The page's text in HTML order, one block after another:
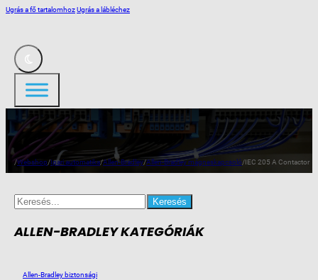
Ugrás a fő tartalomhozUgrás a lábléchez
/Webshop/Ipari automatika/Allen-Bradley/Allen-Bradley mágneskapcsoló/IEC 205 A Contactor
Search
for:
ALLEN-BRADLEY KATEGÓRIÁK
Allen-Bradley biztonsági